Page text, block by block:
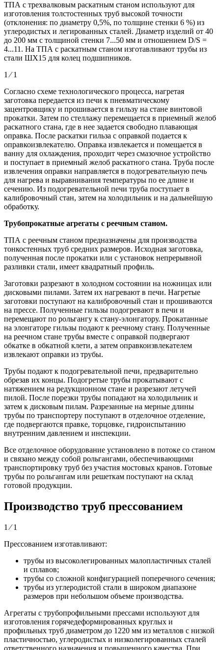
ТПА с трехвалковым раскатным станом используют для
изготовления толстостенных труб высокой точности
(отклонения: по диаметру 0,5%, по толщине стенки 6 %) из
углеродистых и легированных сталей. Диаметр изделий от 40
до 200 мм с толщиной стенки 7...50 мм и отношением D/S =
4...11. На ТПА с раскатным станом изготавливают трубы из
стали ШX15 для колец подшипников.
1 ⁄ 1
Согласно схеме технологического процесса, нагретая
заготовка передается из печи к пневматическому
зацентровщику и прошивается в гильзу на стане винтовой
прокатки. Затем по стеллажу перемещается в приемный желоб
раскатного стана, где в нее задается свободно плавающая
оправка. После раскатки гильза с оправкой подается к
оправкоизвлекателю. Оправка извлекается и помещается в
ванну для охлаждения, проходит через смазочное устройство
и поступает в приемный желоб раскатного стана. Труба после
извлечения оправки направляется в подогревательную печь
для нагрева и выравнивания температуры по ее длине и
сечению. Из подогревательной печи труба поступает в
калибровочный стан, затем на холодильник и на дальнейшую
обработку.
Трубопрокатные агрегаты с реечным станом.
ТПА с реечным станом предназначены для производства
тонкостенных труб средних размеров. Исходная заготовка,
полученная после прокатки или с установок непрерывной
разливки стали, имеет квадратный профиль.
Заготовки разрезают в холодном состоянии на ножницах или
дисковыми пилами. Затем их нагревают в печи. Нагретые
заготовки поступают на калибровочный стан и прошиваются
на прессе. Полученные гильзы подогревают в печи и
перемещают по рольгангу к стану-элонгатору. Прокатанные
на элонгаторе гильзы подают к реечному стану. Полученные
на реечном стане трубы вместе с оправкой подвергают
обкатке в обкатной клети, а затем оправкоизвлекателем
извлекают оправки из трубы.
Трубы подают к подогревательной печи, предварительно
обрезав их концы. Подогретые трубы прокатывают с
натяжением на редукционном стане и разрезают летучей
пилой. После порезки трубы попадают на холодильник и
затем к дисковым пилам. Разрезанные на мерные длины
трубы по транспортеру поступают в отделочное отделение,
где подвергаются правке, торцовке, гидроиспытанию
внутренним давлением и инспекции.
Все отделочное оборудование установлено в потоке со станом
и связано между собой рольгангами, обеспечивающими
транспортировку труб без участия мостовых кранов. Готовые
трубы по рольгангам или решеткам поступают на склад
готовой продукции.
Производство труб прессованием
1 ⁄ 1
Прессованием изготавливают:
трубы из высоколегированных малопластичных сталей
и сплавов;
трубы со сложной конфигурацией поперечного сечения;
трубы из углеродистой стали в широком диапазоне
размеров при небольшом объеме производства.
Агрегаты с трубопрофильными прессами используют для
изготовления горячедеформированных круглых и
профильных труб диаметром до 1220 мм из металлов с низкой
пластичностью, углеродистых и низколегированных сталей
ответственного назначения и повышенного качества. При